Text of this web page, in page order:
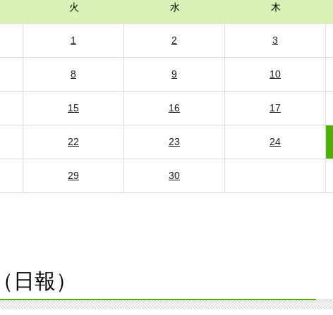
火 水 木
1 2 3
8 9 10
15 16 17
22 23 24
29 30
報）